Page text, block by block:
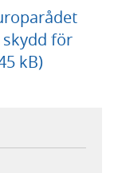
för
kB)
webbplats,